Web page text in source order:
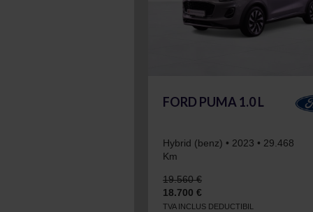
FORD PUMA 1.0 L
Hybrid (benz) • 2023 • 29.468
Km
19.560 €
18.700 €
TVA INCLUS DEDUCTIBIL